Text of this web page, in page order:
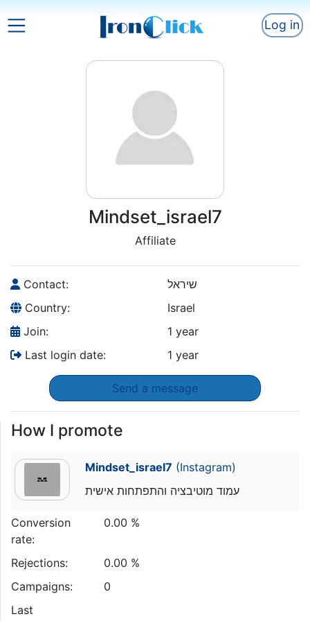
Log in
Mindset_israel7
Affiliate
Contact:
שיראל
Country:
Israel
Join:
1 year
Last login date:
1 year
Send a message
How I promote
Mindset_israel7 (Instagram)
עמוד מוטיבציה והתפתחות אישית
Conversion
rate:
0.00 %
Rejections:
0.00 %
Campaigns:
0
Last